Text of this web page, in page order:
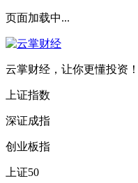
页面加载中...
云掌财经，让你更懂投资！
上证指数
深证成指
创业板指
上证50